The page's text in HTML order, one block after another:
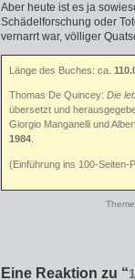
Aber heute ist es ja
Schädelforschung oder
vernarrt war, völliger
Länge des Buches: ca.
Thomas De Quincey: Die
übersetzt und
Giorgio Manganelli und
1984
(Einführung ins 100-Seiten-
Eine Reaktion zu “